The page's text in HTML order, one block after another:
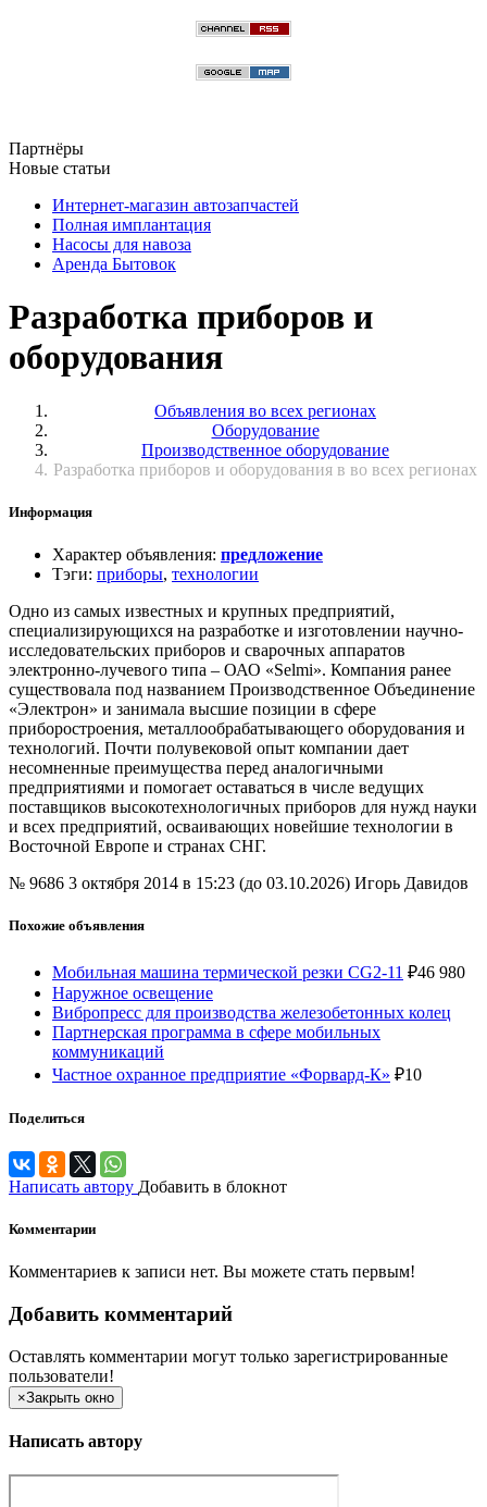
Партнёры
Новые статьи
Интернет-магазин автозапчастей
Полная имплантация
Насосы для навоза
Аренда Бытовок
Разработка приборов и
оборудования
Объявления во всех регионах
Оборудование
Производственное оборудование
Разработка приборов и оборудования в во всех регионах
Информация
Характер объявления: предложение
Тэги: приборы, технологии
Одно из самых известных и крупных предприятий,
специализирующихся на разработке и изготовлении научно-
исследовательских приборов и сварочных аппаратов
электронно-лучевого типа – ОАО «Selmi». Компания ранее
существовала под названием Производственное Объединение
«Электрон» и занимала высшие позиции в сфере
приборостроения, металлообрабатывающего оборудования и
технологий. Почти полувековой опыт компании дает
несомненные преимущества перед аналогичными
предприятиями и помогает оставаться в числе ведущих
поставщиков высокотехнологичных приборов для нужд науки
и всех предприятий, осваивающих новейшие технологии в
Восточной Европе и странах СНГ.
№ 9686 3 октября 2014 в 15:23 (до 03.10.2026) Игорь Давидов
Похожие объявления
Мобильная машина термической резки CG2-11 ₽46 980
Наружное освещение
Вибропресс для производства железобетонных колец
Партнерская программа в сфере мобильных
коммуникаций
Частное охранное предприятие «Форвард-К» ₽10
Поделиться
Написать автору Добавить в блокнот
Комментарии
Комментариев к записи нет. Вы можете стать первым!
Добавить комментарий
Оставлять комментарии могут только зарегистрированные
пользователи!
×Закрыть окно
Написать автору